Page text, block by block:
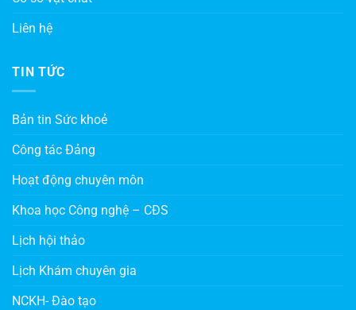
Liên hệ
TIN TỨC
Bản tin Sức khoẻ
Công tác Đảng
Hoạt động chuyên môn
Khoa học Công nghệ – CĐS
Lịch hội thảo
Lịch Khám chuyên gia
NCKH- Đào tạo